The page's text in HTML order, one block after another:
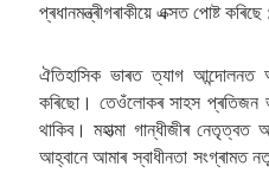
প্ৰধানমন্ত্ৰীগৰাকীয়ে এক্সত পোষ্ট কৰিছে :
ঐতিহাসিক ভাৰত ত্যাগ আন্দোলনত
কৰিছো। তেওঁলোকৰ সাহস প্ৰতিজন
থাকিব। মহাত্মা গান্ধীজীৰ
আহ্বানে আমাৰ স্বাধীনতা সংগ্ৰামত